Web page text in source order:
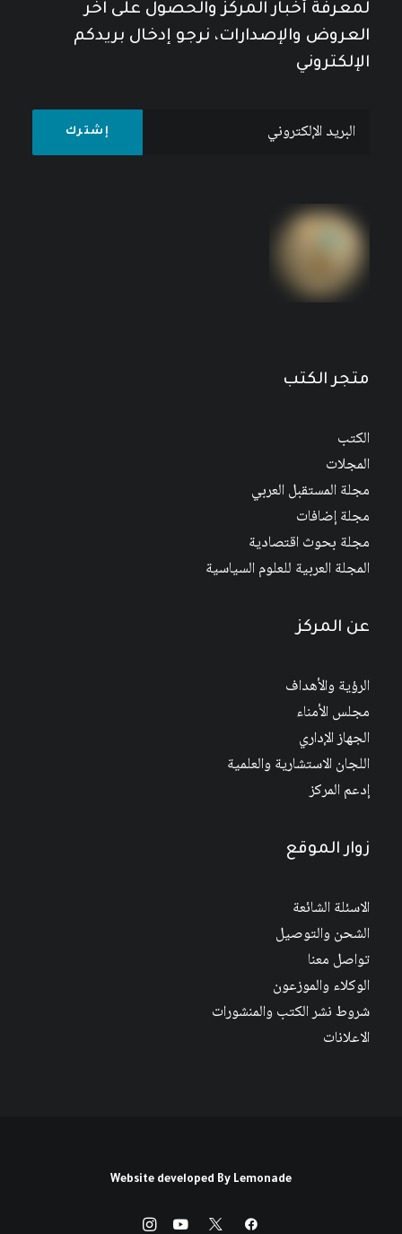
لمعرفة أخبار المركز والحصول على آخر
العروض والإصدارات، نرجو إدخال بريدكم
الإلكتروني
متجر الكتب
الكتب
المجلات
مجلة المستقبل العربي
مجلة إضافات
مجلة بحوث اقتصادية
المجلة العربية للعلوم السياسية
عن المركز
الرؤية والأهداف
مجلس الأمناء
الجهاز الإداري
اللجان الاستشارية والعلمية
إدعم المركز
زوار الموقع
الاسئلة الشائعة
الشحن والتوصيل
تواصل معنا
الوكلاء والموزعون
شروط نشر الكتب والمنشورات
الاعلانات
Website developed By Lemonade